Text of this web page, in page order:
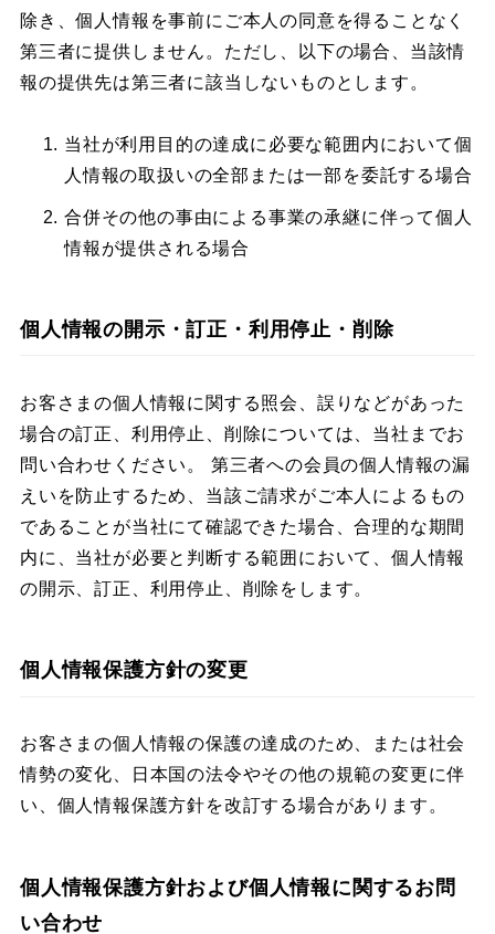
除き、個人情報を事前にご本人の同意を得ることなく
第三者に提供しません。ただし、以下の場合、当該情
報の提供先は第三者に該当しないものとします。​
当社が利用目的の達成に必要な範囲内において個
人情報の取扱いの全部または一部を委託する場合​
合併その他の事由による事業の承継に伴って個人
情報が提供される場合​
個人情報の開示・訂正・利用停止・削除
お客さまの個人情報に関する照会、誤りなどがあった
場合の訂正、利用停止、削除については、当社までお
問い合わせください。 第三者への会員の個人情報の漏
えいを防止するため、当該ご請求がご本人によるもの
であることが当社にて確認できた場合、合理的な期間
内に、当社が必要と判断する範囲において、個人情報
の開示、訂正、利用停止、削除をします。​
個人情報保護方針の変更
お客さまの個人情報の保護の達成のため、または社会
情勢の変化、日本国の法令やその他の規範の変更に伴
い、個人情報保護方針を改訂する場合があります。​
個人情報保護方針および個人情報に関するお問
い合わせ​